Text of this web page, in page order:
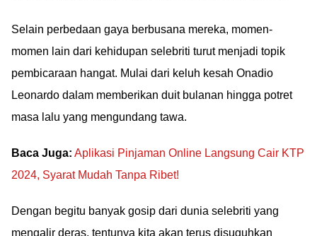
Selain perbedaan gaya berbusana mereka, momen-
momen lain dari kehidupan selebriti turut menjadi topik
pembicaraan hangat. Mulai dari keluh kesah Onadio
Leonardo dalam memberikan duit bulanan hingga potret
masa lalu yang mengundang tawa.
Baca Juga: Aplikasi Pinjaman Online Langsung Cair KTP
2024, Syarat Mudah Tanpa Ribet!
Dengan begitu banyak gosip dari dunia selebriti yang
mengalir deras, tentunya kita akan terus disuguhkan